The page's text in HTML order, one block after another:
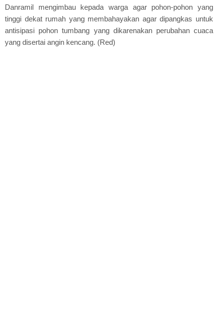
Danramil mengimbau kepada warga agar pohon-pohon yang
tinggi dekat rumah yang membahayakan agar dipangkas untuk
antisipasi pohon tumbang yang dikarenakan perubahan cuaca
yang disertai angin kencang. (Red)